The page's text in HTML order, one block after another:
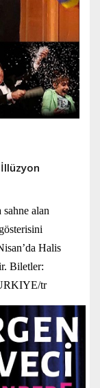
sahne alan
Halis
Biletler:
tr